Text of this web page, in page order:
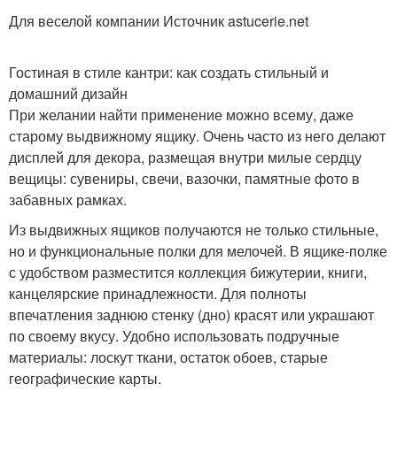
Для веселой компании Источник astucerie.net
Гостиная в стиле кантри: как создать стильный и
домашний дизайн
При желании найти применение можно всему, даже
старому выдвижному ящику. Очень часто из него делают
дисплей для декора, размещая внутри милые сердцу
вещицы: сувениры, свечи, вазочки, памятные фото в
забавных рамках.
Из выдвижных ящиков получаются не только стильные,
но и функциональные полки для мелочей. В ящике-полке
с удобством разместится коллекция бижутерии, книги,
канцелярские принадлежности. Для полноты
впечатления заднюю стенку (дно) красят или украшают
по своему вкусу. Удобно использовать подручные
материалы: лоскут ткани, остаток обоев, старые
географические карты.